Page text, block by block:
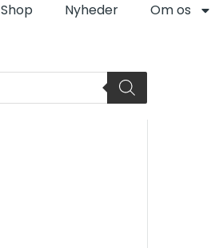
Shop Nyheder Om os